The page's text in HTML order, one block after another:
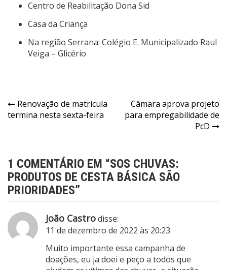
Centro de Reabilitação Dona Sid
Casa da Criança
Na região Serrana: Colégio E. Municipalizado Raul
Veiga – Glicério
Renovação de matrícula
termina nesta sexta-feira
Câmara aprova projeto
para empregabilidade de
PcD
1 COMENTÁRIO EM “SOS CHUVAS:
PRODUTOS DE CESTA BÁSICA SÃO
PRIORIDADES”
João Castrodisse:
11 de dezembro de 2022 às 20:23
Muito importante essa campanha de
doações, eu ja doei e peço a todos que